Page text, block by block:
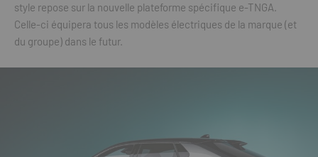
style repose sur la nouvelle plateforme spécifique e-TNGA.
Celle-ci équipera tous les modèles électriques de la marque (et
du groupe) dans le futur.